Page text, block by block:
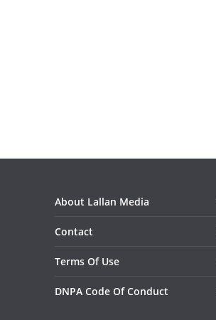
About Lallan Media
Contact
Terms Of Use
DNPA Code Of Conduct